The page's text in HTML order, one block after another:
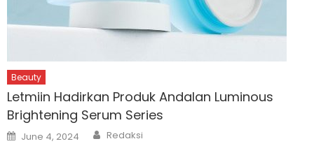
Beauty
Letmiin Hadirkan Produk Andalan Luminous
Brightening Serum Series
Posted
on
June 4, 2024 Author
Redaksi